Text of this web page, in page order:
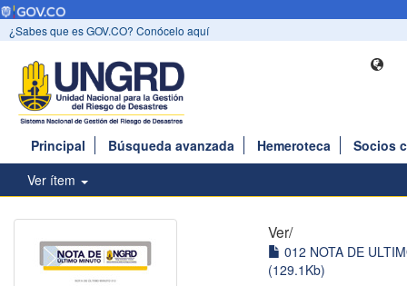
¿Sabes que es GOV.CO? Conócelo aquí
Principal Búsqueda avanzada Hemeroteca
Socios
Ver ítem
Ver/
012 NOTA DE
(129.1Kb)